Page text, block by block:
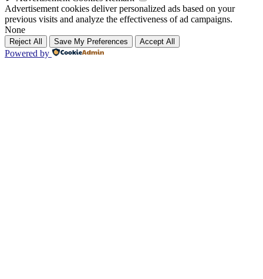
Advertisement cookies deliver personalized ads based on your
previous visits and analyze the effectiveness of ad campaigns.
None
Reject All Save My Preferences Accept All
Powered by